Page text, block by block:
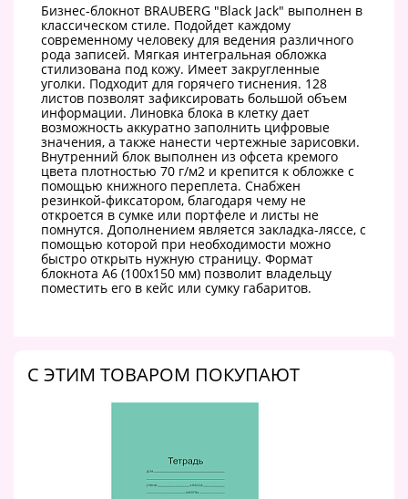
Бизнес-блокнот BRAUBERG "Black Jack" выполнен в
классическом стиле. Подойдет каждому
современному человеку для ведения различного
рода записей. Мягкая интегральная обложка
стилизована под кожу. Имеет закругленные
уголки. Подходит для горячего тиснения. 128
листов позволят зафиксировать большой объем
информации. Линовка блока в клетку дает
возможность аккуратно заполнить цифровые
значения, а также нанести чертежные зарисовки.
Внутренний блок выполнен из офсета кремого
цвета плотностью 70 г/м2 и крепится к обложке с
помощью книжного переплета. Снабжен
резинкой-фиксатором, благодаря чему не
откроется в сумке или портфеле и листы не
помнутся. Дополнением является закладка-ляссе, с
помощью которой при необходимости можно
быстро открыть нужную страницу. Формат
блокнота А6 (100х150 мм) позволит владельцу
поместить его в кейс или сумку габаритов.
C ЭТИМ ТОВАРОМ ПОКУПАЮТ